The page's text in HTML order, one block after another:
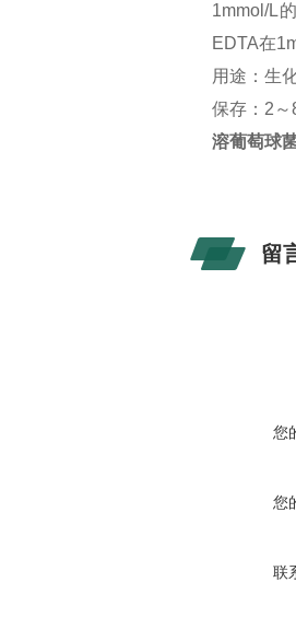
1mmol/L
EDTA在
用途：生
保存： 2
溶葡萄球
留
您
您
联